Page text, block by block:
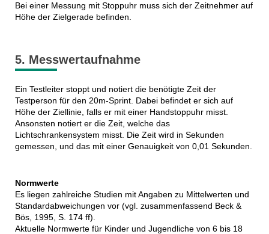
Bei einer Messung mit Stoppuhr muss sich der Zeitnehmer auf
Höhe der Zielgerade befinden.
5. Messwertaufnahme
Ein Testleiter stoppt und notiert die benötigte Zeit der
Testperson für den 20m-Sprint. Dabei befindet er sich auf
Höhe der Ziellinie, falls er mit einer Handstoppuhr misst.
Ansonsten notiert er die Zeit, welche das
Lichtschrankensystem misst. Die Zeit wird in Sekunden
gemessen, und das mit einer Genauigkeit von 0,01 Sekunden.
Normwerte
Es liegen zahlreiche Studien mit Angaben zu Mittelwerten und
Standardabweichungen vor (vgl. zusammenfassend Beck &
Bös, 1995, S. 174 ff).
Aktuelle Normwerte für Kinder und Jugendliche von 6 bis 18